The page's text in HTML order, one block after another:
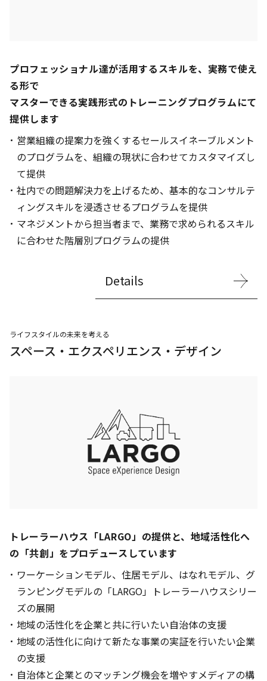
プロフェッショナル達が活用するスキルを、実務で使え
る形で
マスターできる実践形式のトレーニングプログラムにて
提供します
営業組織の提案力を強くするセールスイネーブルメント
のプログラムを、組織の現状に合わせてカスタマイズし
て提供
社内での問題解決力を上げるため、基本的なコンサルテ
ィングスキルを浸透させるプログラムを提供
マネジメントから担当者まで、業務で求められるスキル
に合わせた階層別プログラムの提供
Details
ライフスタイルの未来を考える
スペース・エクスペリエンス・デザイン
トレーラーハウス「LARGO」の提供と、地域活性化へ
の「共創」をプロデュースしています
ワーケーションモデル、住居モデル、はなれモデル、グ
ランピングモデルの「LARGO」トレーラーハウスシリー
ズの展開
地域の活性化を企業と共に行いたい自治体の支援
地域の活性化に向けて新たな事業の実証を行いたい企業
の支援
自治体と企業とのマッチング機会を増やすメディアの構